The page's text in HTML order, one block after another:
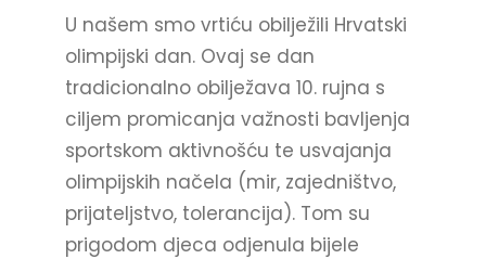
U našem smo vrtiću obilježili Hrvatski
olimpijski dan. Ovaj se dan
tradicionalno obilježava 10. rujna s
ciljem promicanja važnosti bavljenja
sportskom aktivnošću te usvajanja
olimpijskih načela (mir, zajedništvo,
prijateljstvo, tolerancija). Tom su
prigodom djeca odjenula bijele